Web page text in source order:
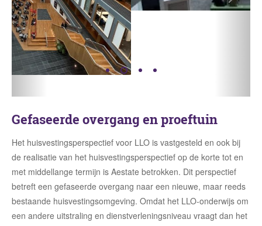
Gefaseerde overgang en proeftuin
Het huisvestingsperspectief voor LLO is vastgesteld en ook bij
betreft een gefaseerde overgang naar een nieuwe, maar reeds
bestaande huisvestingsomgeving. Omdat het LLO-onderwijs om
een andere uitstraling en dienstverleningsniveau vraagt dan het
reguliere onderwijs, wordt deze bestaande
huisvestingsomgeving voorzien van een upgrade in
voorzieningen, sfeer en dienstverlening. Om hierbij te ervaren
wat wel en niet werkt betreft het een gefaseerde overgang,